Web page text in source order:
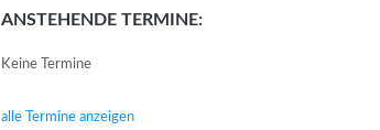
ANSTEHENDE TERMINE:
Keine Termine
alle Termine anzeigen